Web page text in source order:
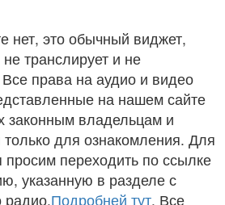
нет, это обычный виджет,
транслирует и не
Все права на аудио и видео
на нашем сайте
законным владельцам и
для ознакомления. Для
переходить по ссылке
указанную в разделе с
Подробней тут. Все